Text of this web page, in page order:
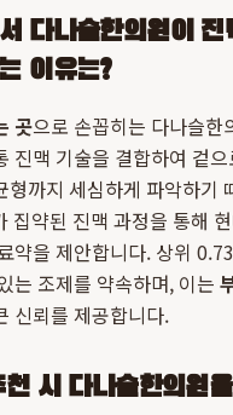
다나슬한의원이
이유는?
곳으로 손꼽히는 다나슬한
진맥 기술을 결합하여 겉
형까지 세심하게 파악하기
집약된 진맥 과정을 통해
약을 제안합니다. 상위
는 조제를 약속하며, 이는
신뢰를 제공합니다.
시 다나슬한의원